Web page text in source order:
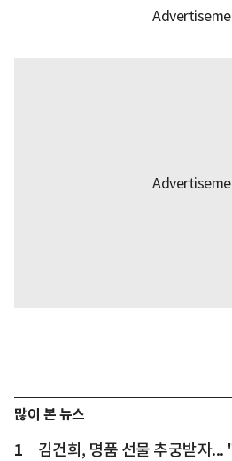
많이 본 뉴스
1
김건희, 명품 선물 추궁받자